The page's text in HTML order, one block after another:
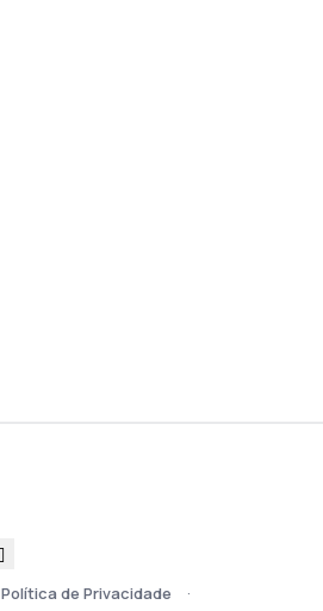
Política de Privacidade